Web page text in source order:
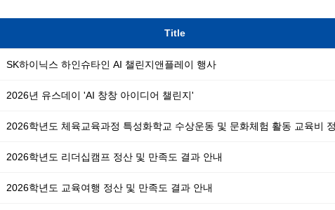
Title
SK하이닉스 하인슈타인 AI 챌린지앤플레이 행사
2026년 유스데이 'AI 창창 아이디어 챌린지'
2026학년도 리더십캠프 정산 및 만족도 결과 안내
2026학년도 교육여행 정산 및 만족도 결과 안내